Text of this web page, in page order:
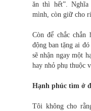
ăn thì hết”.
mình, còn giữ cho
Còn để chắc
động ban tặng ai
sẽ nhận ngay một
hay nhỏ phụ thuộc
Hạnh phúc tìm ở
Tôi không cho